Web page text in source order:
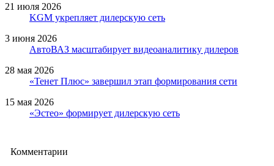
21 июля 2026
KGM укрепляет дилерскую сеть
3 июня 2026
АвтоВАЗ масштабирует видеоаналитику дилеров
28 мая 2026
«Тенет Плюс» завершил этап формирования сети
15 мая 2026
«Эстео» формирует дилерскую сеть
Комментарии